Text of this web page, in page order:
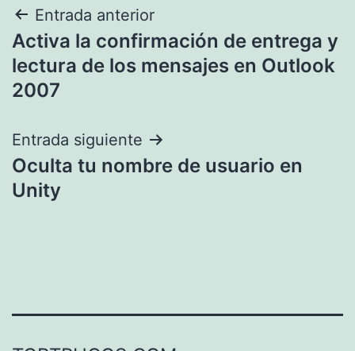
Navegación
de
entradas
Entrada anterior
Activa la confirmación de entrega y
lectura de los mensajes en Outlook
2007
Entrada siguiente
Oculta tu nombre de usuario en
Unity